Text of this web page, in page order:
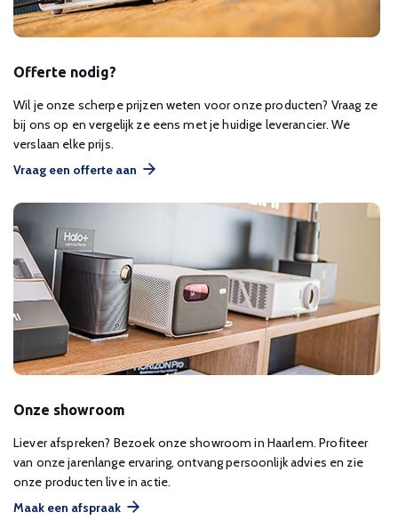
Offerte nodig?
Wil je onze scherpe prijzen weten voor onze producten? Vraag ze
bij ons op en vergelijk ze eens met je huidige leverancier. We
verslaan elke prijs.
Vraag een offerte aan
Onze showroom
Liever afspreken? Bezoek onze showroom in Haarlem. Profiteer
van onze jarenlange ervaring, ontvang persoonlijk advies en zie
onze producten live in actie.
Maak een afspraak